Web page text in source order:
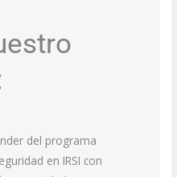
del programa
en IRSI​ con